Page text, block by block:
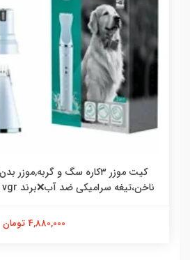
کیت موزر ۳کاره سگ و
ناخن،تیغه سرامیکی ضد آب❌برند vgr صد در صد اورجینال❌
4,880,000 تومان